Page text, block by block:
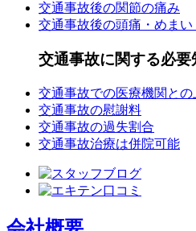
交通事故後の関節の痛み
交通事故後の頭痛・めまい
交通事故に関する必要
交通事故での医療機関と
交通事故の慰謝料
交通事故の過失割合
交通事故治療は併院可能